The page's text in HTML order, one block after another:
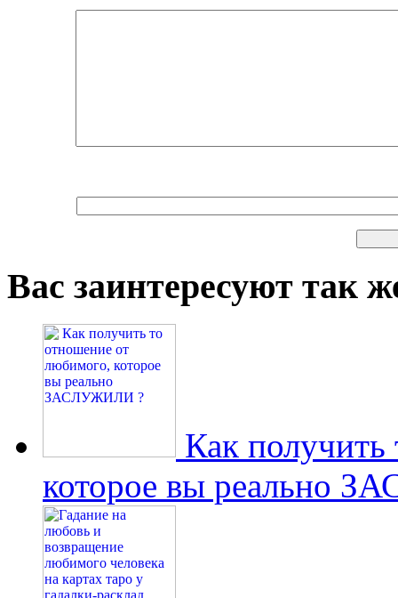
Вас заинтересуют так
Как
которое вы реально